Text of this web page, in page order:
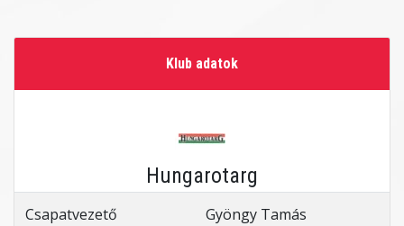
Klub adatok
Hungarotarg
Csapatvezető Gyöngy Tamás